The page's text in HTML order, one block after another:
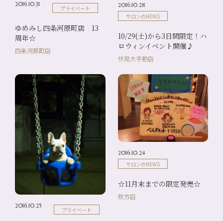
2016.10.31
プライベート
ゆめみし四条河原町店 13
周年☆
四条河原町店
2016.10.28
サロンのNEWS
10/29(土)から3日間限定！ハ
ロウィンイベント開催♪
伏見大手筋店
2016.10.25
プライベート
2016.10.24
サロンのNEWS
☆11月末までの限定発売☆
枚方店